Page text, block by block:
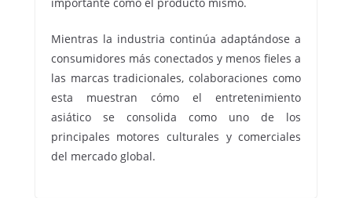
Mientras la industria continúa adaptándose a
consumidores más conectados y menos fieles a
las marcas tradicionales, colaboraciones como
esta muestran cómo el entretenimiento
asiático se consolida como uno de los
principales motores culturales y comerciales
del mercado global.